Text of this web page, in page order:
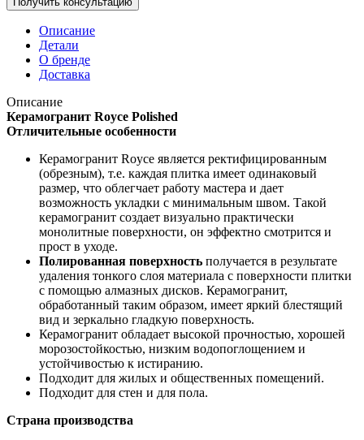
Описание
Детали
О бренде
Доставка
Описание
Керамогранит Royce Polished
Отличительные особенности
Керамогранит Royce является ректифицированным
(обрезным), т.е. каждая плитка имеет одинаковый
размер, что облегчает работу мастера и дает
возможность укладки с минимальным швом. Такой
керамогранит создает визуально практически
монолитные поверхности, он эффектно смотрится и
прост в уходе.
Полированная поверхность получается в результате
удаления тонкого слоя материала с поверхности плитки
с помощью алмазных дисков. Керамогранит,
обработанный таким образом, имеет яркий блестящий
вид и зеркально гладкую поверхность.
Керамогранит обладает высокой прочностью, хорошей
морозостойкостью, низким водопоглощением и
устойчивостью к истиранию.
Подходит для жилых и общественных помещений.
Подходит для стен и для пола.
Страна производства